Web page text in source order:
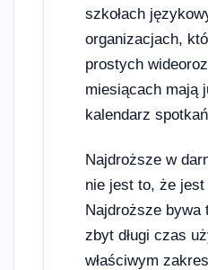
szkołach
organizacjach,
prostych
miesiącach mają
kalendarz
Najdroższe w
nie jest to, że jest
Najdroższe bywa
zbyt długi czas
właściwym